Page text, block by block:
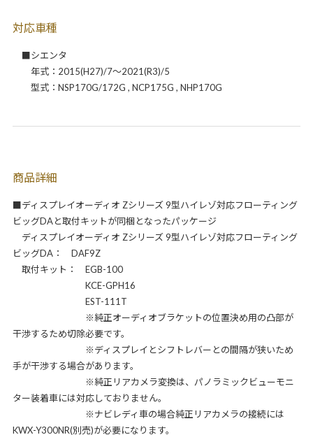
対応車種
■シエンタ
年式：2015(H27)/7～2021(R3)/5
型式：NSP170G/172G , NCP175G , NHP170G
商品詳細
■ディスプレイオーディオ Zシリーズ 9型ハイレゾ対応フローティング
ビッグDAと取付キットが同梱となったパッケージ
ディスプレイオーディオ Zシリーズ 9型ハイレゾ対応フローティング
ビッグDA： DAF9Z
取付キット： EGB-100
KCE-GPH16
EST-111T
※純正オーディオブラケットの位置決め用の凸部が
干渉するため切除必要です。
※ディスプレイとシフトレバーとの間隔が狭いため
手が干渉する場合があります。
※純正リアカメラ変換は、パノラミックビューモニ
ター装着車には対応しておりません。
※ナビレディ車の場合純正リアカメラの接続には
KWX-Y300NR(別売)が必要になります。